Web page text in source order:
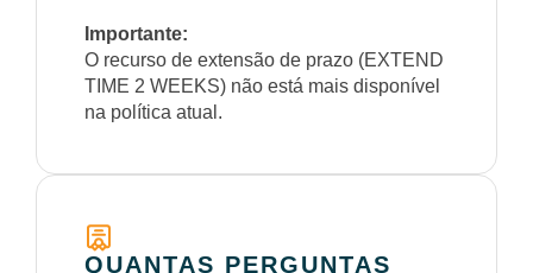
Importante:
O recurso de extensão de prazo (EXTEND
TIME 2 WEEKS) não está mais disponível
na política atual.
QUANTAS PERGUNTAS